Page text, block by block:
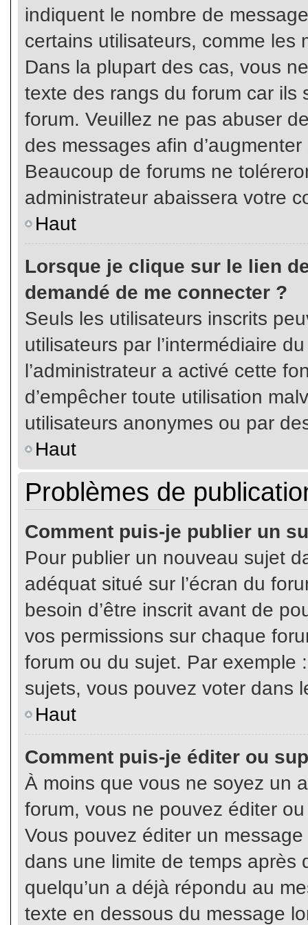
indiquent le nombre de
certains utilisateurs, comme les
Dans la plupart des cas, vous
texte des rangs du forum car ils
forum. Veuillez ne pas abuser
des messages afin
Beaucoup de forums ne
administrateur abaissera votre
Haut
Lorsque je clique sur le lien
demandé de me connecter ?
Seuls les utilisateurs inscrits
utilisateurs par l’intermédiaire
l’administrateur a activé cette
d’empêcher toute utilisation
utilisateurs anonymes ou par
Haut
Problèmes de
Comment puis-je publier un
Pour publier un nouveau sujet
adéquat situé sur l’écran du
besoin d’être inscrit avant de
vos permissions sur chaque
forum ou du sujet. Par exemple
sujets, vous pouvez voter dans
Haut
Comment puis-je éditer ou
À moins que vous ne soyez un
forum, vous ne pouvez éditer
Vous pouvez éditer un
dans une limite de temps après
quelqu’un a déjà répondu au
texte en dessous du message